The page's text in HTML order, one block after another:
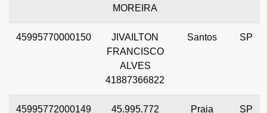
MOREIRA
45995770000150
JIVAILTON
FRANCISCO
ALVES
41887366822
Santos SP
45995772000149
45.995.772
Praia
SP